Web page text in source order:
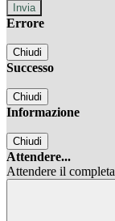
Errore
Chiudi
Successo
Chiudi
Informazione
Chiudi
Attendere...
Attendere il